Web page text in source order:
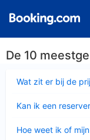
De 10
Wat zit er bij de
Kan ik een
Hoe weet ik of